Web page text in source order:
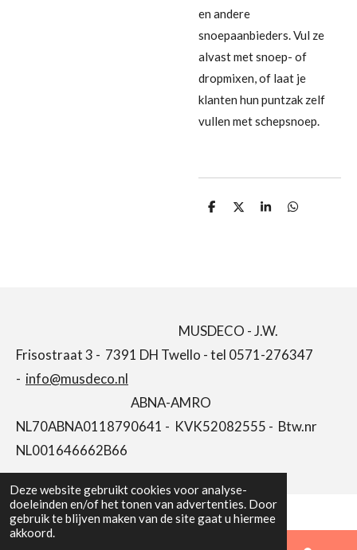
Deze website gebruikt cookies voor analyse-
doeleinden en/of het tonen van advertenties. Door
gebruik te blijven maken van de site gaat u hiermee
akkoord.
en andere
snoepaanbieders. Vul ze
alvast met snoep- of
dropmixen, of laat je
klanten hun puntzak zelf
vullen met schepsnoep.
D
D
S
D
MUSDECO - J.W.
Frisostraat 3 - 7391 DH Twello - tel 0571-276347
- info@musdeco.nl
ABNA-AMRO
NL70ABNA0118790641 - KVK52082555 - Btw.nr
NL001646662B66